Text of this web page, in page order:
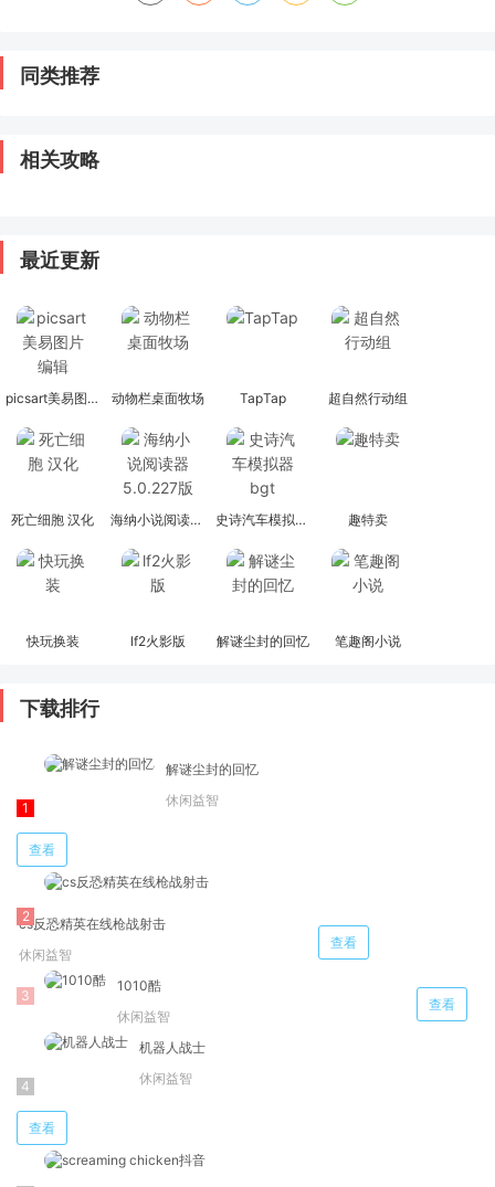
同类推荐
相关攻略
最近更新
picsart美易图片编辑 动物栏桌面牧场 TapTap 超自然行动组
死亡细胞 汉化 海纳小说阅读器 5.0.227版 史诗汽车模拟器bgt 趣特卖
快玩换装 lf2火影版 解谜尘封的回忆 笔趣阁小说
下载排行
解谜尘封的回忆
休闲益智
查看
cs反恐精英在线枪战射击
休闲益智
查看
1010酷
休闲益智
查看
机器人战士
休闲益智
查看